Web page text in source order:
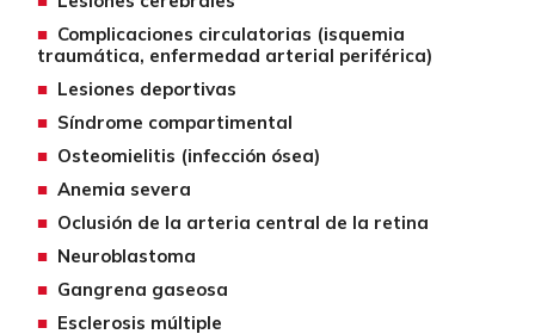
Complicaciones circulatorias (isquemia
traumática, enfermedad arterial periférica)
Lesiones deportivas
Síndrome compartimental
Osteomielitis (infección ósea)
Anemia severa
Oclusión de la arteria central de la retina
Neuroblastoma
Gangrena gaseosa
Esclerosis múltiple